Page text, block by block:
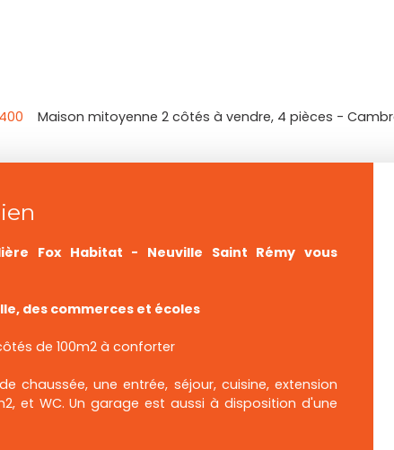
Maison mitoyenne 2 côtés à vendre, 4 pièces -
Fox Habitat - Neuville Saint Rémy vous
des commerces et écoles
de 100m2 à conforter
chaussée, une entrée, séjour, cuisine, extension
et WC. Un garage est aussi à disposition d'une